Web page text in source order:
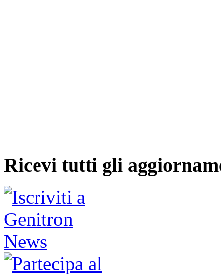
Ricevi tutti gli